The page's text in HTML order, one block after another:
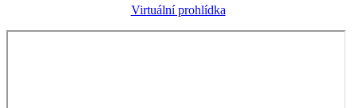
Virtuální prohlídka